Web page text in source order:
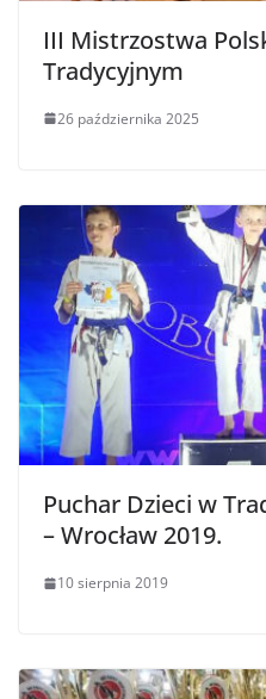
III Mistrzostwa
Tradycyjnym
26 października 2025
Puchar Dzieci w
– Wrocław 2019.
10 sierpnia 2019